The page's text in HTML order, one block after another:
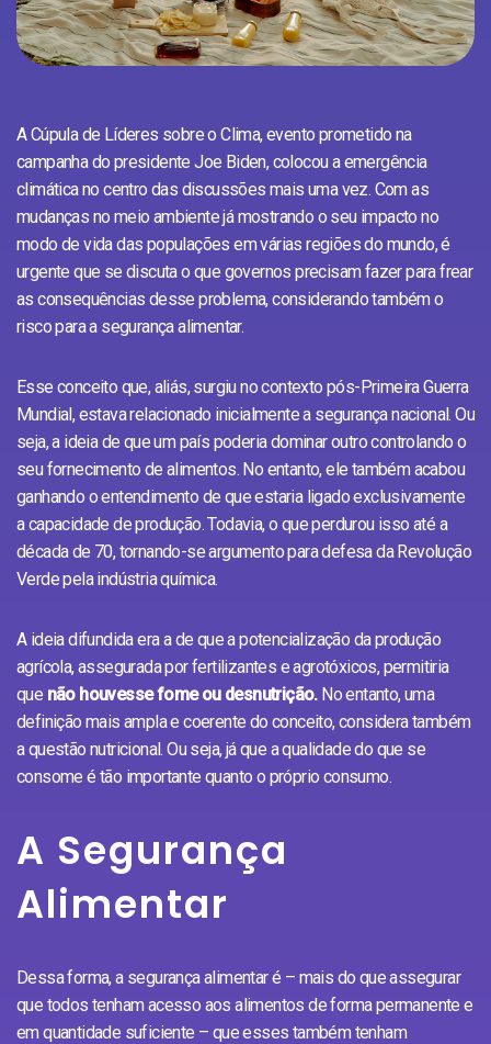
A Cúpula de Líderes sobre o Clima, evento prometido na
campanha do presidente Joe Biden, colocou a emergência
climática no centro das discussões mais uma vez. Com as
mudanças no meio ambiente já mostrando o seu impacto no
modo de vida das populações em várias regiões do mundo, é
urgente que se discuta o que governos precisam fazer para frear
as consequências desse problema, considerando também o
risco para a segurança alimentar.
Esse conceito que, aliás, surgiu no contexto pós-Primeira Guerra
Mundial, estava relacionado inicialmente a segurança nacional. Ou
seja, a ideia de que um país poderia dominar outro controlando o
seu fornecimento de alimentos. No entanto, ele também acabou
ganhando o entendimento de que estaria ligado exclusivamente
a capacidade de produção. Todavia, o que perdurou isso até a
década de 70, tornando-se argumento para defesa da Revolução
Verde pela indústria química.
A ideia difundida era a de que a potencialização da produção
agrícola, assegurada por fertilizantes e agrotóxicos, permitiria
que não houvesse fome ou desnutrição.No entanto, uma
definição mais ampla e coerente do conceito, considera também
a questão nutricional. Ou seja, já que a qualidade do que se
consome é tão importante quanto o próprio consumo.
A Segurança
Alimentar
Dessa forma, a segurança alimentar é – mais do que assegurar
que todos tenham acesso aos alimentos de forma permanente e
em quantidade suficiente – que esses também tenham